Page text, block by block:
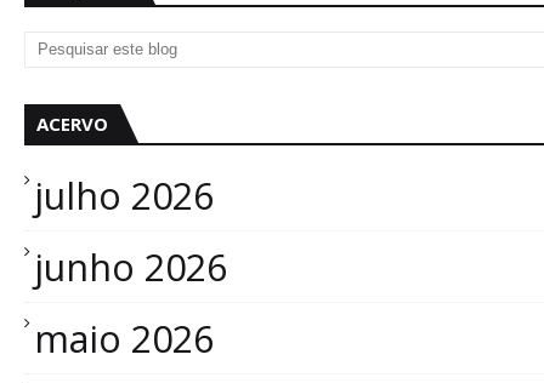
ACERVO
julho 2026
junho 2026
maio 2026